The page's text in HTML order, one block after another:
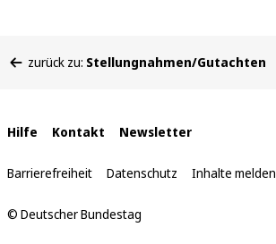
befinden
zurück zu: Stellungnahmen/Gutachten
Interne
Links
Hilfe Kontakt Newsletter
Barrierefreiheit Datenschutz Inhalte melden
© Deutscher Bundestag